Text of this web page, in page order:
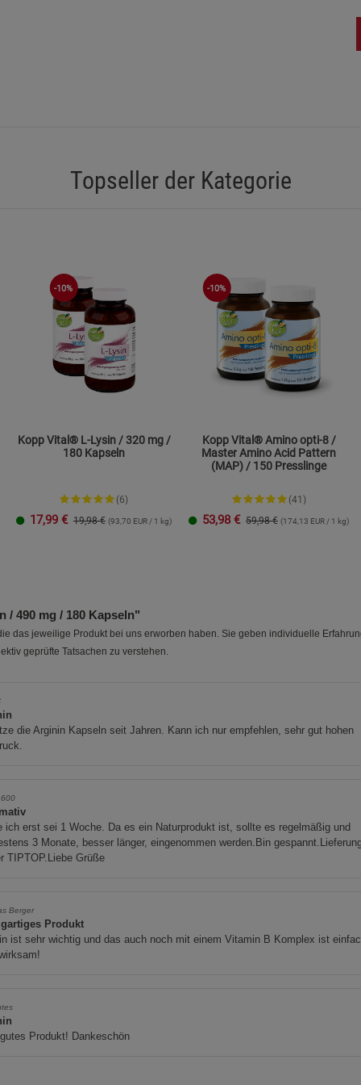
Topseller der Kategorie
-10%
Kopp Vital® L-Lysin / 320 mg /
180 Kapseln
(6)
17,99 € 19,98 € (93,70 EUR / 1 kg)
-10%
Kopp Vital® Amino opti-8 /
Master Amino Acid Pattern
(MAP) / 150 Presslinge
(41)
53,98 € 59,98 € (174,13 EUR / 1 kg)
490 mg / 180 Kapseln"
das jeweilige Produkt bei uns erworben haben. Sie geben individuelle
geprüfte Tatsachen zu verstehen.
die Arginin Kapseln seit Jahren. Kann ich nur empfehlen, sehr gut hohen
ich erst sei 1 Woche. Da es ein Naturprodukt ist, sollte es regelmäßig und
3 Monate, besser länger, eingenommen werden.Bin
TIPTOP.Liebe Grüße
Berger
Produkt
ist sehr wichtig und das auch noch mit einem Vitamin B Komplex ist
Produkt! Dankeschön
Statistik